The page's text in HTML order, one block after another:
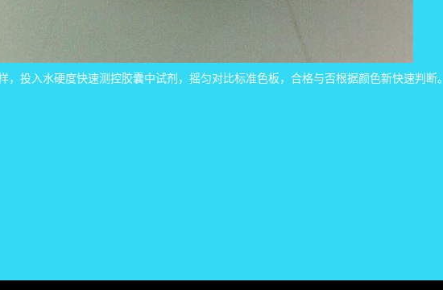
投入水硬度快速测控胶囊中试剂，摇匀对比标准色板，合格与否根据颜色新快速判断。